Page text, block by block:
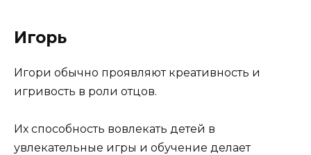
Игорь
Игори обычно проявляют креативность и
игривость в роли отцов.
Их способность вовлекать детей в
увлекательные игры и обучение делает